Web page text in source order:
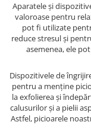
Aparatele și
valoroase pentru
pot fi utilizate
reduce stresul și
asemenea, ele
Dispozitivele de
pentru a menține
la exfolierea și
calusurilor și a pielii
Astfel, picioarele